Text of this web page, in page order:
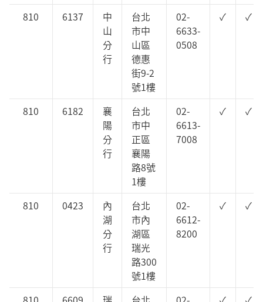
810 6137
中
山
分
行
台北
市中
山區
德惠
街9-2
號1樓
02-
6633-
0508
✓ ✓
810 6182
襄
陽
分
行
台北
市中
正區
襄陽
路8號
1樓
02-
6613-
7008
✓ ✓
810 0423
內
湖
分
行
台北
市內
湖區
瑞光
路300
號1樓
02-
6612-
8200
✓ ✓